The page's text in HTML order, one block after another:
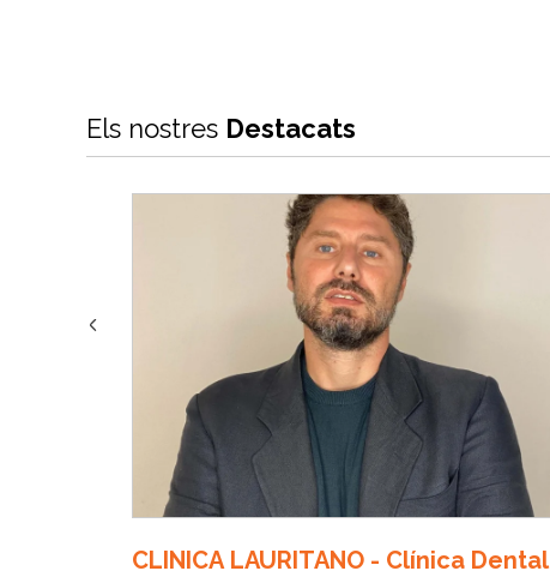
Els nostres Destacats
CLINICA LAURITANO - Clínica Dental